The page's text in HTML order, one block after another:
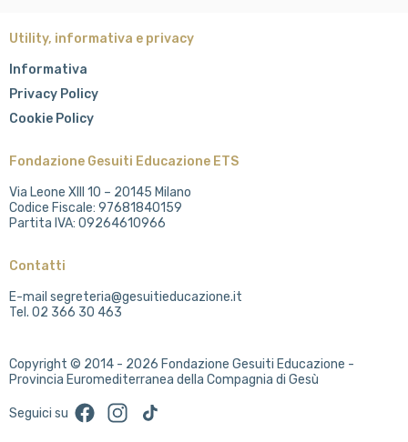
Utility, informativa e privacy
Informativa
Privacy Policy
Cookie Policy
Fondazione Gesuiti Educazione ETS
Via Leone XIII 10 – 20145 Milano
Codice Fiscale: 97681840159
Partita IVA: 09264610966
Contatti
E-mail segreteria@gesuitieducazione.it
Tel. 02 366 30 463
Copyright © 2014 - 2026 Fondazione Gesuiti Educazione -
Provincia Euromediterranea della Compagnia di Gesù
Seguici su FacebookInstagram
TikTok